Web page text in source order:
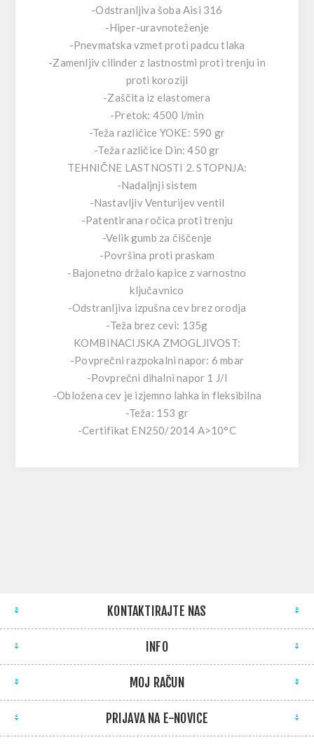
-Odstranljiva šoba Aisi 316
-Hiper-uravnoteženje
-Pnevmatska vzmet proti padcu tlaka
-Zamenljiv cilinder z lastnostmi proti trenju in
proti koroziji
-Zaščita iz elastomera
-Pretok: 4500 l/min
-Teža različice YOKE: 590 gr
-Teža različice Din: 450 gr
TEHNIČNE LASTNOSTI 2. STOPNJA:
-Nadaljnji sistem
-Nastavljiv Venturijev ventil
-Patentirana ročica proti trenju
-Velik gumb za čiščenje
-Površina proti praskam
-Bajonetno držalo kapice z varnostno
ključavnico
-Odstranljiva izpušna cev brez orodja
-Teža brez cevi: 135g
KOMBINACIJSKA ZMOGLJIVOST:
-Povprečni razpokalni napor: 6 mbar
-Povprečni dihalni napor 1 J/l
-Obložena cev je izjemno lahka in fleksibilna
-Teža: 153 gr
-Certifikat EN250/2014 A>10°C
KONTAKTIRAJTE NAS
INFO
MOJ RAČUN
PRIJAVA NA E-NOVICE